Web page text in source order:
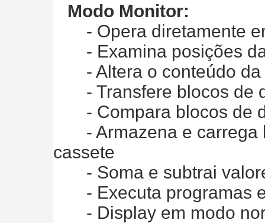
Modo Monitor:
- Opera diretamente
- Examina posições
- Altera o conteúdo da
- Transfere blocos de
- Compara blocos de
- Armazena e carrega
cassete
- Soma e subtrai
- Executa programas
- Display em modo